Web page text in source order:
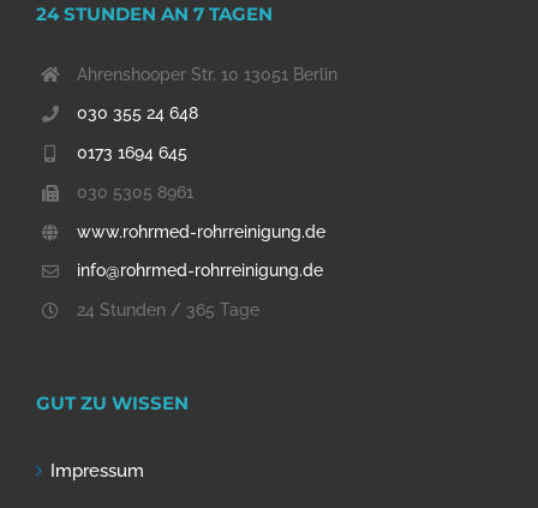
24 STUNDEN AN 7 TAGEN
Ahrenshooper Str. 10 13051 Berlin
030 355 24 648
0173 1694 645
030 5305 8961
www.rohrmed-rohrreinigung.de
info@rohrmed-rohrreinigung.de
24 Stunden / 365 Tage
GUT ZU WISSEN
Impressum